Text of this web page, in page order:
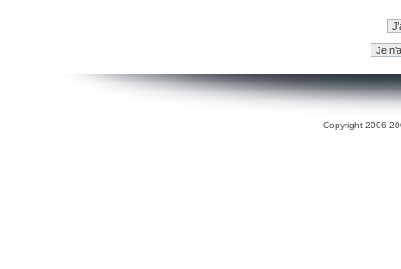
Copyright 2006-